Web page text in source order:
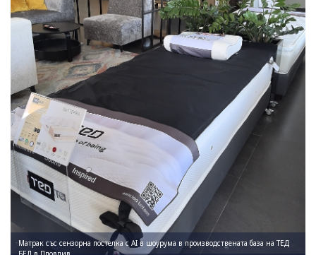
Матрак със сензорна постелка с AI в шоурума в производствената база на ТЕД